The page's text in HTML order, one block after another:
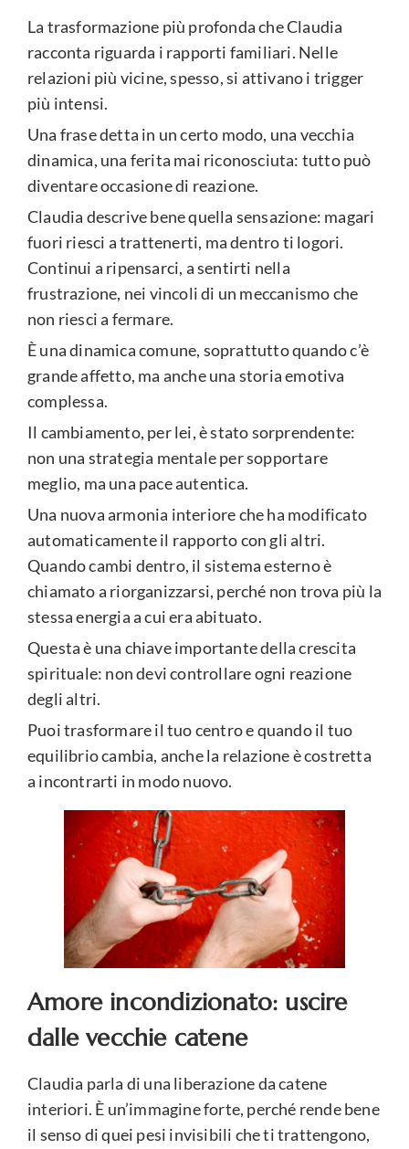
La trasformazione più profonda che Claudia
racconta riguarda i rapporti familiari. Nelle
relazioni più vicine, spesso, si attivano i trigger
più intensi.
Una frase detta in un certo modo, una vecchia
dinamica, una ferita mai riconosciuta: tutto può
diventare occasione di reazione.
Claudia descrive bene quella sensazione: magari
fuori riesci a trattenerti, ma dentro ti logori.
Continui a ripensarci, a sentirti nella
frustrazione, nei vincoli di un meccanismo che
non riesci a fermare.
È una dinamica comune, soprattutto quando c’è
grande affetto, ma anche una storia emotiva
complessa.
Il cambiamento, per lei, è stato sorprendente:
non una strategia mentale per sopportare
meglio, ma una pace autentica.
Una nuova armonia interiore che ha modificato
automaticamente il rapporto con gli altri.
Quando cambi dentro, il sistema esterno è
chiamato a riorganizzarsi, perché non trova più la
stessa energia a cui era abituato.
Questa è una chiave importante della crescita
spirituale: non devi controllare ogni reazione
degli altri.
Puoi trasformare il tuo centro e quando il tuo
equilibrio cambia, anche la relazione è costretta
a incontrarti in modo nuovo.
Amore incondizionato: uscire
dalle vecchie catene
Claudia parla di una liberazione da catene
interiori. È un’immagine forte, perché rende bene
il senso di quei pesi invisibili che ti trattengono,